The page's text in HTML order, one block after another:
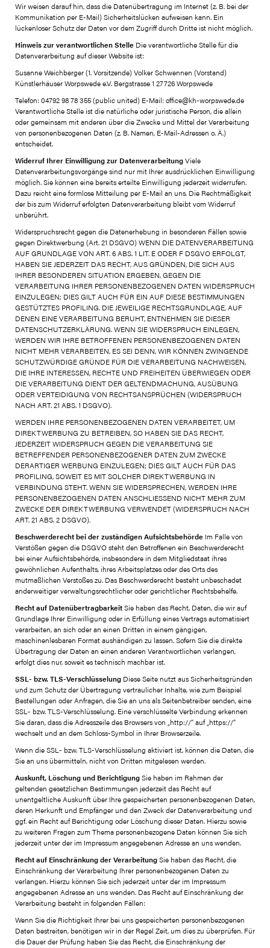
Wir weisen darauf hin, dass die Datenübertragung im Internet (z. B. bei der
Kommunikation per E-Mail) Sicherheitslücken aufweisen kann. Ein
lückenloser Schutz der Daten vor dem Zugriff durch Dritte ist nicht möglich.
Hinweis zur verantwortlichen Stelle Die verantwortliche Stelle für die
Datenverarbeitung auf dieser Website ist:
Susanne Weichberger (1. Vorsitzende) Volker Schwennen (Vorstand)
Künstlerhäuser Worpswede e.V. Bergstrasse 1 27726 Worpswede
Telefon: 04792 98 78 355 (public united) E-Mail: office@kh-worpswede.de
Verantwortliche Stelle ist die natürliche oder juristische Person, die allein
oder gemeinsam mit anderen über die Zwecke und Mittel der Verarbeitung
von personenbezogenen Daten (z. B. Namen, E-Mail-Adressen o. Ä.)
entscheidet.
Widerruf Ihrer Einwilligung zur DatenverarbeitungViele
Datenverarbeitungsvorgänge sind nur mit Ihrer ausdrücklichen Einwilligung
möglich. Sie können eine bereits erteilte Einwilligung jederzeit widerrufen.
Dazu reicht eine formlose Mitteilung per E-Mail an uns. Die Rechtmäßigkeit
der bis zum Widerruf erfolgten Datenverarbeitung bleibt vom Widerruf
unberührt.
Widerspruchsrecht gegen die Datenerhebung in besonderen Fällen sowie
gegen Direktwerbung (Art. 21 DSGVO) WENN DIE DATENVERARBEITUNG
AUF GRUNDLAGE VON ART. 6 ABS. 1 LIT. E ODER F DSGVO ERFOLGT,
HABEN SIE JEDERZEIT DAS RECHT, AUS GRÜNDEN, DIE SICH AUS
IHRER BESONDEREN SITUATION ERGEBEN, GEGEN DIE
VERARBEITUNG IHRER PERSONENBEZOGENEN DATEN WIDERSPRUCH
EINZULEGEN; DIES GILT AUCH FÜR EIN AUF DIESE BESTIMMUNGEN
GESTÜTZTES PROFILING. DIE JEWEILIGE RECHTSGRUNDLAGE, AUF
DENEN EINE VERARBEITUNG BERUHT, ENTNEHMEN SIE DIESER
DATENSCHUTZERKLÄRUNG. WENN SIE WIDERSPRUCH EINLEGEN,
WERDEN WIR IHRE BETROFFENEN PERSONENBEZOGENEN DATEN
NICHT MEHR VERARBEITEN, ES SEI DENN, WIR KÖNNEN ZWINGENDE
SCHUTZWÜRDIGE GRÜNDE FÜR DIE VERARBEITUNG NACHWEISEN,
DIE IHRE INTERESSEN, RECHTE UND FREIHEITEN ÜBERWIEGEN ODER
DIE VERARBEITUNG DIENT DER GELTENDMACHUNG, AUSÜBUNG
ODER VERTEIDIGUNG VON RECHTSANSPRÜCHEN (WIDERSPRUCH
NACH ART. 21 ABS. 1 DSGVO).
WERDEN IHRE PERSONENBEZOGENEN DATEN VERARBEITET, UM
DIREKTWERBUNG ZU BETREIBEN, SO HABEN SIE DAS RECHT,
JEDERZEIT WIDERSPRUCH GEGEN DIE VERARBEITUNG SIE
BETREFFENDER PERSONENBEZOGENER DATEN ZUM ZWECKE
DERARTIGER WERBUNG EINZULEGEN; DIES GILT AUCH FÜR DAS
PROFILING, SOWEIT ES MIT SOLCHER DIREKTWERBUNG IN
VERBINDUNG STEHT. WENN SIE WIDERSPRECHEN, WERDEN IHRE
PERSONENBEZOGENEN DATEN ANSCHLIESSEND NICHT MEHR ZUM
ZWECKE DER DIREKTWERBUNG VERWENDET (WIDERSPRUCH NACH
ART. 21 ABS. 2 DSGVO).
Beschwerderecht bei der zuständigen Aufsichtsbehörde Im Falle von
Verstößen gegen die DSGVO steht den Betroffenen ein Beschwerderecht
bei einer Aufsichtsbehörde, insbesondere in dem Mitgliedstaat ihres
gewöhnlichen Aufenthalts, ihres Arbeitsplatzes oder des Orts des
mutmaßlichen Verstoßes zu. Das Beschwerderecht besteht unbeschadet
anderweitiger verwaltungsrechtlicher oder gerichtlicher Rechtsbehelfe.
Recht auf DatenübertragbarkeitSie haben das Recht, Daten, die wir auf
Grundlage Ihrer Einwilligung oder in Erfüllung eines Vertrags automatisiert
verarbeiten, an sich oder an einen Dritten in einem gängigen,
maschinenlesbaren Format aushändigen zu lassen. Sofern Sie die direkte
Übertragung der Daten an einen anderen Verantwortlichen verlangen,
erfolgt dies nur, soweit es technisch machbar ist.
SSL- bzw. TLS-Verschlüsselung Diese Seite nutzt aus Sicherheitsgründen
und zum Schutz der Übertragung vertraulicher Inhalte, wie zum Beispiel
Bestellungen oder Anfragen, die Sie an uns als Seitenbetreiber senden, eine
SSL- bzw. TLS-Verschlüsselung. Eine verschlüsselte Verbindung erkennen
Sie daran, dass die Adresszeile des Browsers von „http://“ auf „https://“
wechselt und an dem Schloss-Symbol in Ihrer Browserzeile.
Wenn die SSL- bzw. TLS-Verschlüsselung aktiviert ist, können die Daten, die
Sie an uns übermitteln, nicht von Dritten mitgelesen werden.
Auskunft, Löschung und BerichtigungSie haben im Rahmen der
geltenden gesetzlichen Bestimmungen jederzeit das Recht auf
unentgeltliche Auskunft über Ihre gespeicherten personenbezogenen Daten,
deren Herkunft und Empfänger und den Zweck der Datenverarbeitung und
ggf. ein Recht auf Berichtigung oder Löschung dieser Daten. Hierzu sowie
zu weiteren Fragen zum Thema personenbezogene Daten können Sie sich
jederzeit unter der im Impressum angegebenen Adresse an uns wenden.
Recht auf Einschränkung der VerarbeitungSie haben das Recht, die
Einschränkung der Verarbeitung Ihrer personenbezogenen Daten zu
verlangen. Hierzu können Sie sich jederzeit unter der im Impressum
angegebenen Adresse an uns wenden. Das Recht auf Einschränkung der
Verarbeitung besteht in folgenden Fällen:
Wenn Sie die Richtigkeit Ihrer bei uns gespeicherten personenbezogenen
Daten bestreiten, benötigen wir in der Regel Zeit, um dies zu überprüfen. Für
die Dauer der Prüfung haben Sie das Recht, die Einschränkung der